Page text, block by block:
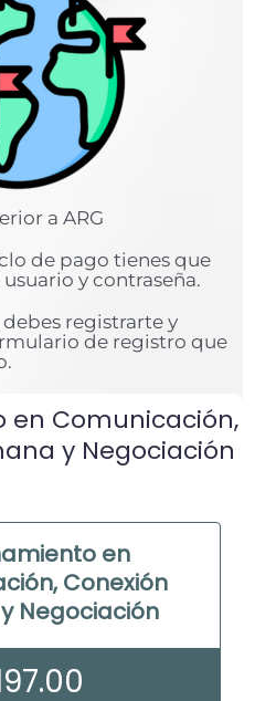
a ARG
de pago tienes que
y contraseña.
registrarte y
de registro que
en Comunicación,
y Negociación
en
Conexión
Negociación